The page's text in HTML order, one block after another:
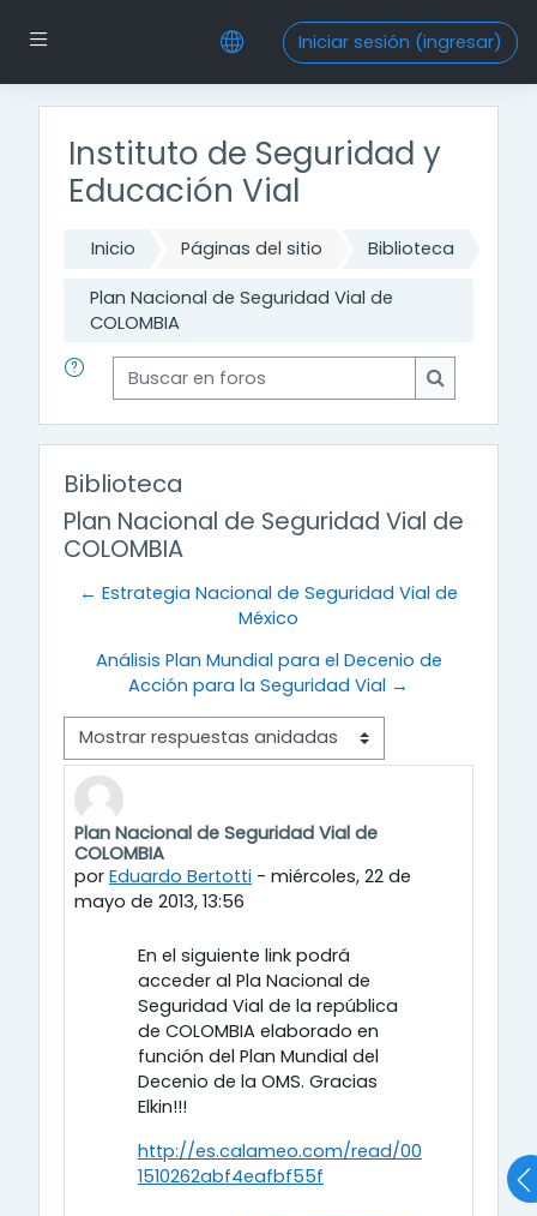
Pánel lateral Iniciar sesión (ingresar)
Instituto de Seguridad y
Educación Vial
Inicio Páginas del sitio Biblioteca
Plan Nacional de Seguridad Vial de
COLOMBIA
Buscar en foros
Buscar en
Biblioteca
Plan Nacional de Seguridad Vial de
COLOMBIA
← Estrategia Nacional de Seguridad Vial de
México
Análisis Plan Mundial para el Decenio de
Acción para la Seguridad Vial →
Modo de visualización
Plan Nacional de Seguridad Vial de
COLOMBIA
por Eduardo Bertotti - miércoles, 22 de
mayo de 2013, 13:56
Número de respuestas: 0
En el siguiente link podrá
acceder al Pla Nacional de
Seguridad Vial de la república
de COLOMBIA elaborado en
función del Plan Mundial del
Decenio de la OMS. Gracias
Elkin!!!
http://es.calameo.com/read/00
1510262abf4eafbf55f